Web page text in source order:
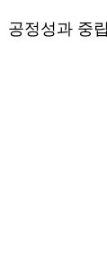
공정성과 중